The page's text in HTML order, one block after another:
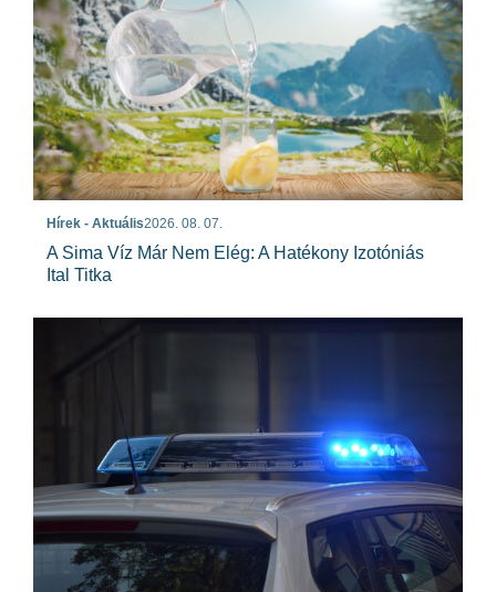
Hírek - Aktuális2026. 08. 07.
A Sima Víz Már Nem Elég: A Hatékony Izotóniás
Ital Titka